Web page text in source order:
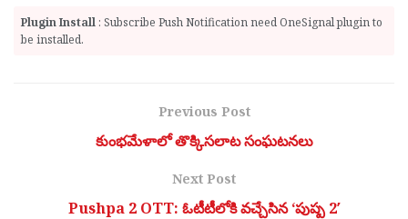
Plugin Install : Subscribe Push Notification need OneSignal plugin to
be installed.
Previous Post
కుంభమేళాలో తొక్కిసలాట సంఘటనలు
Next Post
Pushpa 2 OTT: ఓటీటీలోకి వచ్చేసిన ‘పుష్ప 2′